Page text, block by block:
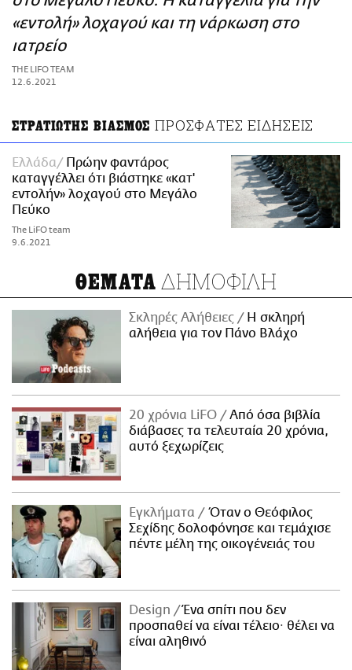
ΑΜΠΑ
PRINT
«εντολή» λοχαγού και τη νάρκωση στο
ιατρείο
THE LIFO TEAM
12.6.2021
ΣΤΡΑΤΙΩΤΗΣ ΒΙΑΣΜΟΣ ΠΡΟΣΦΑΤΕΣ ΕΙΔΗΣΕΙΣ
Ελλάδα
Πρώην φαντάρος
καταγγέλλει ότι βιάστηκε «κατ'
εντολήν» λοχαγού στο Μεγάλο
Πεύκο
The LiFO team
9.6.2021
ΘΕΜΑΤΑ ΔΗΜΟΦΙΛΗ
Σκληρές Αλήθειες
H σκληρή
αλήθεια για τον Πάνο Βλάχο
20 χρόνια LiFO
Από όσα βιβλία
διάβασες τα τελευταία 20 χρόνια,
αυτό ξεχωρίζεις
Εγκλήματα
Όταν ο Θεόφιλος
Σεχίδης δολοφόνησε και τεμάχισε
πέντε μέλη της οικογένειάς του
Design
Ένα σπίτι που δεν
προσπαθεί να είναι τέλειο· θέλει να
είναι αληθινό